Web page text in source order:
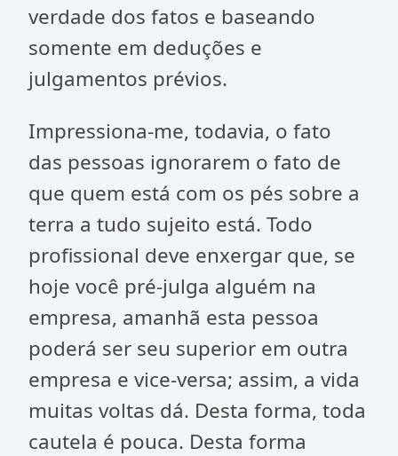
verdade dos fatos e baseando
somente em deduções e
julgamentos prévios.
Impressiona-me, todavia, o fato
das pessoas ignorarem o fato de
que quem está com os pés sobre a
terra a tudo sujeito está. Todo
profissional deve enxergar que, se
hoje você pré-julga alguém na
empresa, amanhã esta pessoa
poderá ser seu superior em outra
empresa e vice-versa; assim, a vida
muitas voltas dá. Desta forma, toda
cautela é pouca. Desta forma